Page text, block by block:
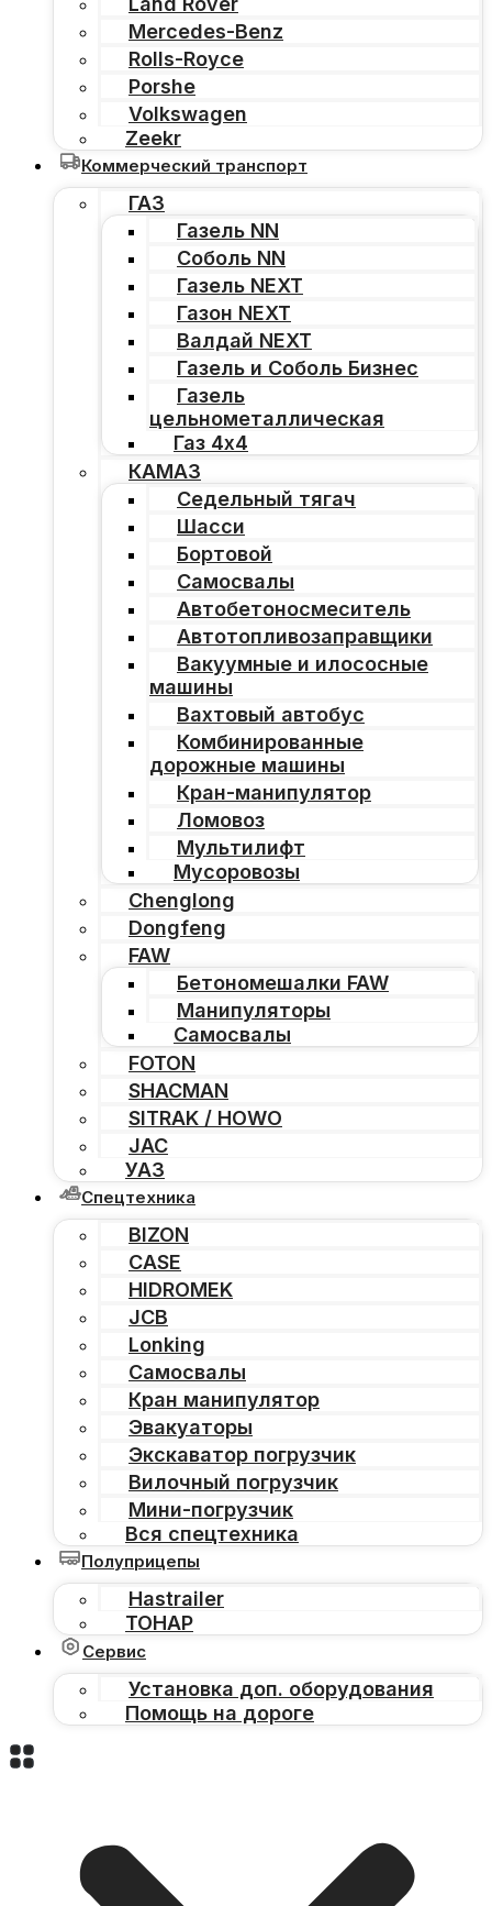
Mercedes-Benz
Rolls-Royce
Porshe
Volkswagen
Zeekr
Коммерческий транспорт
ГАЗ
Газель NN
Соболь NN
Газель NEXT
Газон NEXT
Валдай NEXT
Газель и Соболь Бизнес
Газель
цельнометаллическая
Газ 4х4
КАМАЗ
Седельный тягач
Шасси
Бортовой
Самосвалы
Автобетоносмеситель
Автотопливозаправщики
Вакуумные и илососные
машины
Вахтовый автобус
Комбинированные
дорожные машины
Кран-манипулятор
Ломовоз
Мультилифт
Мусоровозы
Chenglong
Dongfeng
FAW
Бетономешалки FAW
Манипуляторы
Самосвалы
FOTON
SHACMAN
SITRAK / HOWO
JAC
УАЗ
Спецтехника
BIZON
CASE
HIDROMEK
JCB
Lonking
Самосвалы
Кран манипулятор
Эвакуаторы
Экскаватор погрузчик
Вилочный погрузчик
Мини-погрузчик
Вся спецтехника
Полуприцепы
Hastrailer
ТОНАР
Сервис
Установка доп. оборудования
Помощь на дороге